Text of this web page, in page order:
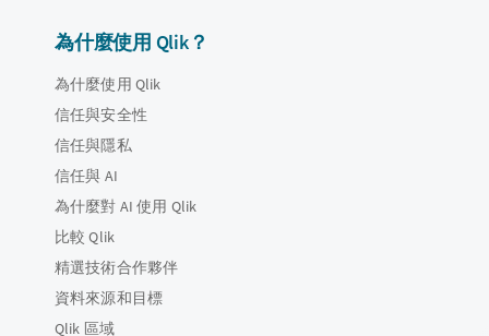
為什麼使用 Qlik？
為什麼使用 Qlik
信任與安全性
信任與隱私
信任與 AI
為什麼對 AI 使用 Qlik
比較 Qlik
精選技術合作夥伴
資料來源和目標
Qlik 區域